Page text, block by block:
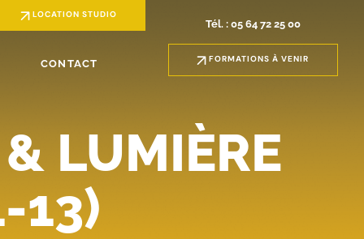
LOCATION STUDIO
CONTACT
Tél. : 05 64 72 25 00
FORMATIONS À VENIR
LUMIÈRE
13)